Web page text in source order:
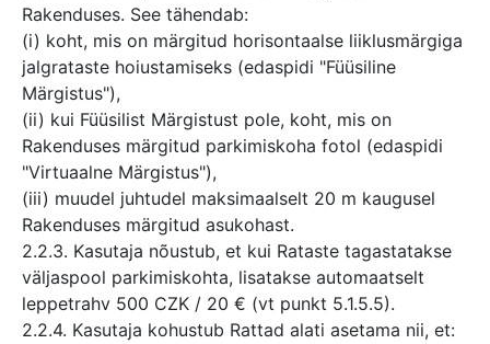
Rakenduses. See tähendab:
(i) koht, mis on märgitud horisontaalse liiklusmärgiga
jalgrataste hoiustamiseks (edaspidi "Füüsiline
Märgistus"),
(ii) kui Füüsilist Märgistust pole, koht, mis on
Rakenduses märgitud parkimiskoha fotol (edaspidi
"Virtuaalne Märgistus"),
(iii) muudel juhtudel maksimaalselt 20 m kaugusel
Rakenduses märgitud asukohast.
2.2.3. Kasutaja nõustub, et kui Rataste tagastatakse
väljaspool parkimiskohta, lisatakse automaatselt
leppetrahv 500 CZK / 20 € (vt punkt 5.1.5.5).
2.2.4. Kasutaja kohustub Rattad alati asetama nii, et: